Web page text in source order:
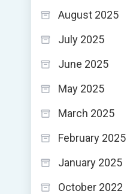
August 2025
July 2025
June 2025
May 2025
March 2025
February 2025
January 2025
October 2022